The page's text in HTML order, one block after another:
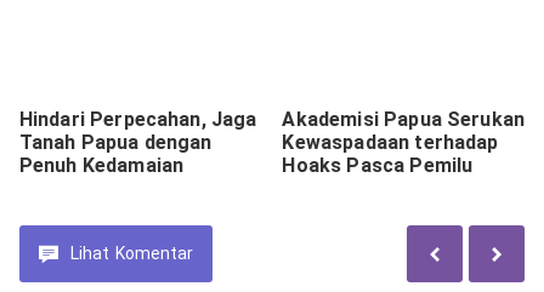
Hindari Perpecahan, Jaga
Tanah Papua dengan
Penuh Kedamaian
Akademisi Papua Serukan
Kewaspadaan terhadap
Hoaks Pasca Pemilu
Lihat Komentar